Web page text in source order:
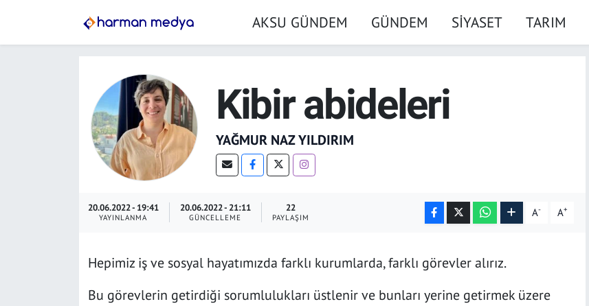
AKSU GÜNDEM GÜNDEM SİYASET TARIM
Kibir abideleri
YAĞMUR NAZ YILDIRIM
20.06.2022 - 19:41
YAYINLANMA
20.06.2022 - 21:11
GÜNCELLEME
22
PAYLAŞIM A- A+
Hepimiz iş ve sosyal hayatımızda farklı kurumlarda, farklı görevler alırız.
Bu görevlerin getirdiği sorumlulukları üstlenir ve bunları yerine getirmek üzere
AKSU GÜNDEM
İstanbul Hava Durumu
İstanbul Trafik Yoğunluk Haritası
Süper Lig Puan Durumu ve Fikstür
Haber Arşivi